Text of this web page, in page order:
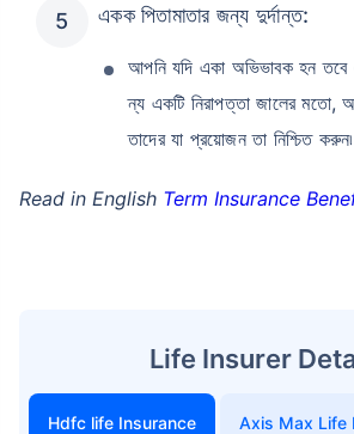
একক পিতামাতার জন্য দুর্দান্ত:
আপনি যদি একা অভিভাবক হন তবে
ন্য একটি নিরাপত্তা জালের মতো,
তাদের যা প্রয়োজন তা নিশ্চিত করুন৷
Read in English Term Insurance
Life Insurer
Hdfc life Insurance Axis Max Life